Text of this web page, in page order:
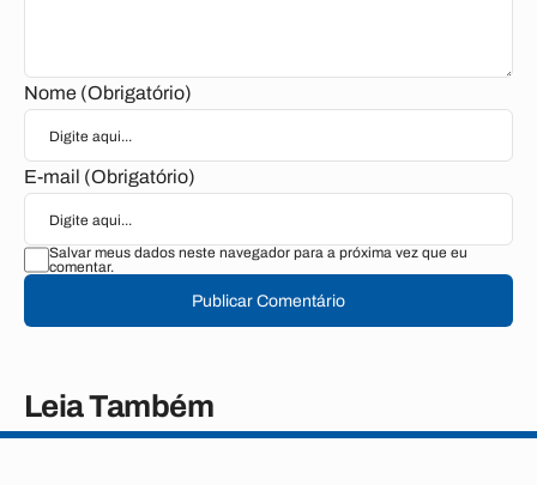
Nome (Obrigatório)
E-mail (Obrigatório)
Salvar meus dados neste navegador para a próxima vez que eu
comentar.
Publicar Comentário
Leia Também